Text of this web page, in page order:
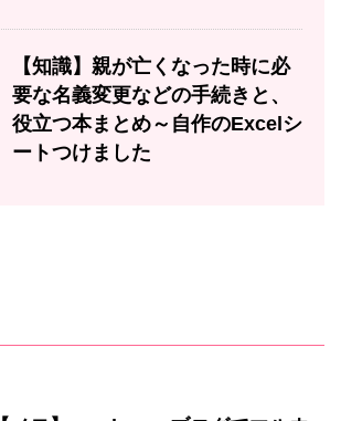
【知識】親が亡くなった時に必
要な名義変更などの手続きと、
役立つ本まとめ～自作のExcelシ
ートつけました